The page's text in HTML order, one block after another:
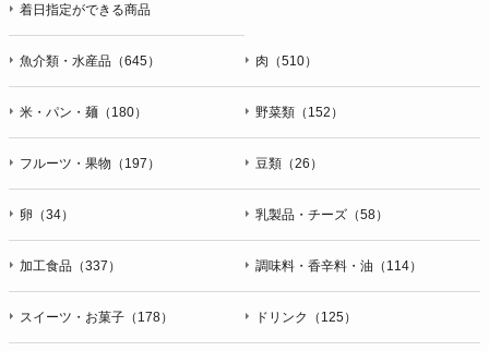
着日指定ができる商品
魚介類・水産品（645） 肉（510）
米・パン・麺（180） 野菜類（152）
フルーツ・果物（197） 豆類（26）
卵（34） 乳製品・チーズ（58）
加工食品（337） 調味料・香辛料・油（114）
スイーツ・お菓子（178） ドリンク（125）